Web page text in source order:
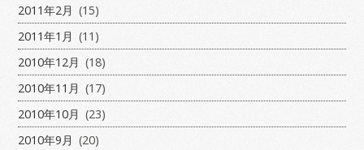
2011年2月 (15)
2011年1月 (11)
2010年12月 (18)
2010年11月 (17)
2010年10月 (23)
2010年9月 (20)